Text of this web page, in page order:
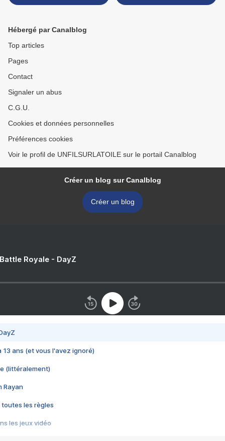
Hébergé par Canalblog
Top articles
Pages
Contact
Signaler un abus
C.G.U.
Cookies et données personnelles
Préférences cookies
Voir le profil de UNFILSURLATOILE sur le portail Canalblog
Créer un blog sur Canalblog
Créer un blog
Royale - DayZ
13 ans (et vous l'avez ignoré)
(littéralement)
Rayan
toutes les règles
les jeux vidéo